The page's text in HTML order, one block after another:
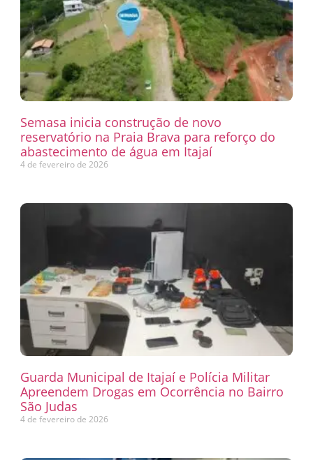
Semasa inicia construção de novo
reservatório na Praia Brava para reforço do
abastecimento de água em Itajaí
4 de fevereiro de 2026
Guarda Municipal de Itajaí e Polícia Militar
Apreendem Drogas em Ocorrência no Bairro
São Judas
4 de fevereiro de 2026